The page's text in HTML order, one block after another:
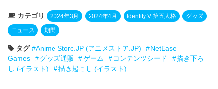
カテゴリ 2024年3月 2024年4月 Identity V 第五人格 グッズ
ニュース 期間
タグ Anime Store.JP (アニメストア.JP)
NetEase
Games
グッズ通販 ゲーム コンテンツシード
描き下ろ
し (イラスト)
描き起こし (イラスト)